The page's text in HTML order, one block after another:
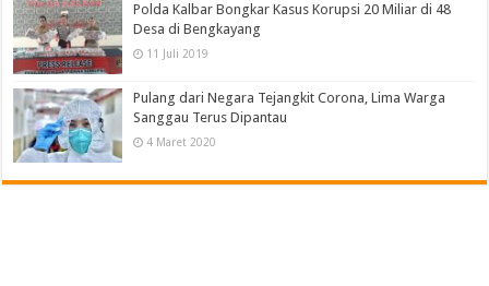
Polda Kalbar Bongkar Kasus Korupsi 20 Miliar di 48
Desa di Bengkayang
11 Juli 2019
Pulang dari Negara Tejangkit Corona, Lima Warga
Sanggau Terus Dipantau
4 Maret 2020